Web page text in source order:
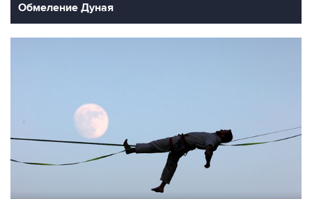
Обмеление Дуная